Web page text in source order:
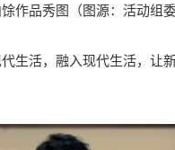
作品秀图（图源：活动组
生活，融入现代生活，让